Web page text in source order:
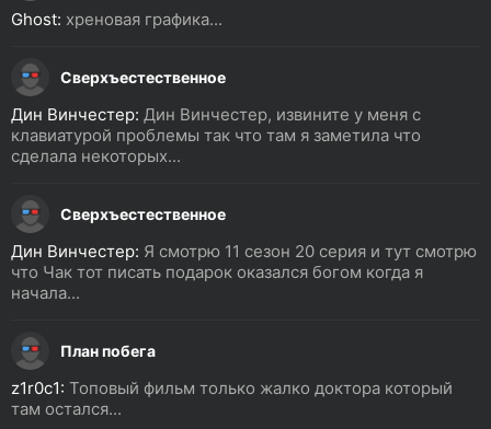
Ghost: хреновая графика...
Сверхъестественное
Дин Винчестер: Дин Винчестер, извините у меня с
клавиатурой проблемы так что там я заметила что
сделала некоторых...
Сверхъестественное
Дин Винчестер: Я смотрю 11 сезон 20 серия и тут смотрю
что Чак тот писать подарок оказался богом когда я
начала...
План побега
z1r0c1: Топовый фильм только жалко доктора который
там остался...